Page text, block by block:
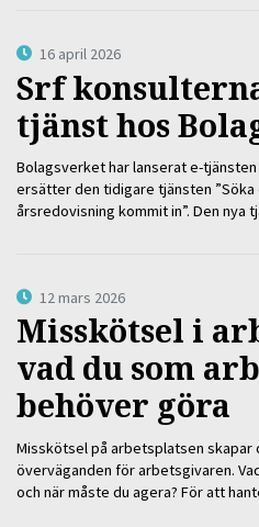
16 april 2026
Srf
tjänst hos
Bolagsverket har lanserat e-
ersätter den tidigare tjänsten
årsredovisning kommit in”. Den nya
12 mars 2026
Misskötsel i
vad du som
behöver göra
Misskötsel på arbetsplatsen skapar
överväganden för arbetsgivaren.
och när måste du agera? För att